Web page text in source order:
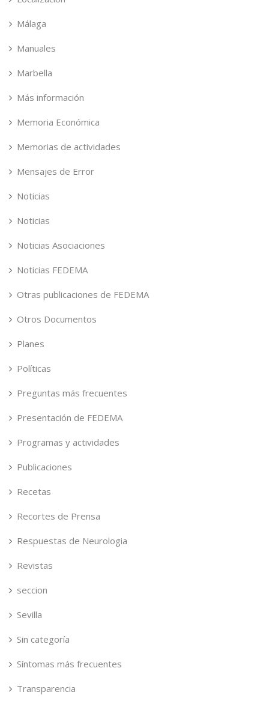
Málaga
Manuales
Marbella
Más información
Memoria Económica
Memorias de actividades
Mensajes de Error
Noticias
Noticias
Noticias Asociaciones
Noticias FEDEMA
Otras publicaciones de FEDEMA
Otros Documentos
Planes
Políticas
Preguntas más frecuentes
Presentación de FEDEMA
Programas y actividades
Publicaciones
Recetas
Recortes de Prensa
Respuestas de Neurologia
Revistas
seccion
Sevilla
Sin categoría
Síntomas más frecuentes
Transparencia